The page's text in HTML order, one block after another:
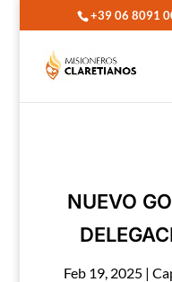
+39 06 8091
NUEVO
Feb 19, 2025 |